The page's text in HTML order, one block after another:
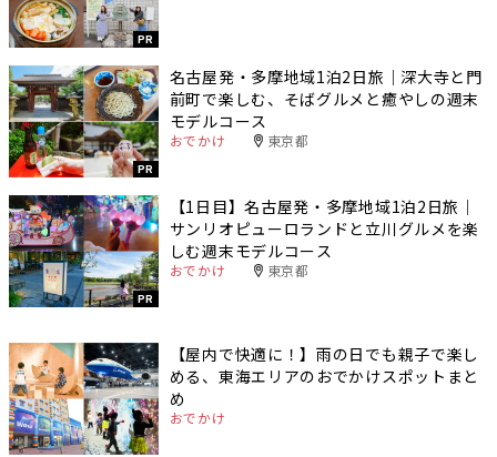
PR
PR
名古屋発・多摩地域1泊2日旅｜深大寺と門
前町で楽しむ、そばグルメと癒やしの週末
モデルコース
おでかけ 東京都
PR
【1日目】名古屋発・多摩地域1泊2日旅｜
サンリオピューロランドと立川グルメを楽
しむ週末モデルコース
おでかけ 東京都
【屋内で快適に！】雨の日でも親子で楽し
める、東海エリアのおでかけスポットまと
め
おでかけ